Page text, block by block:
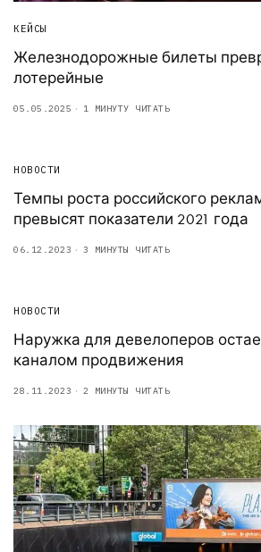
КЕЙСЫ
Железнодорожные билеты
лотерейные
05.05.2025 1 МИНУТУ ЧИТАТЬ
НОВОСТИ
Темпы роста российского
превысят показатели 2021 года
06.12.2023 3 МИНУТЫ ЧИТАТЬ
НОВОСТИ
Наружка для девелоперов
каналом продвижения
28.11.2023 2 МИНУТЫ ЧИТАТЬ